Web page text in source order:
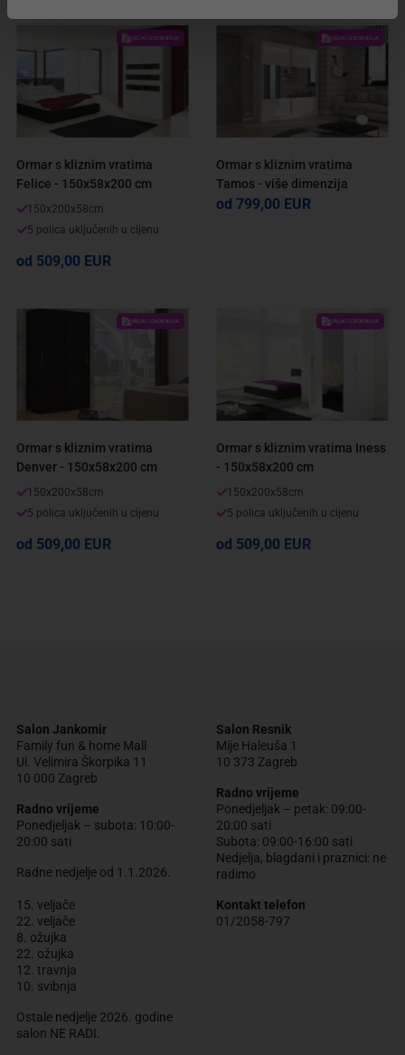
VELIKI IZBOR BOJA
Ormar s kliznim vratima
Felice - 150x58x200 cm
150x200x58cm
5 polica uključenih u cijenu
od 509,00 EUR
VELIKI IZBOR BOJA
Ormar s kliznim vratima
Tamos - više dimenzija
od 799,00 EUR
VELIKI IZBOR BOJA
Ormar s kliznim vratima
Denver - 150x58x200 cm
150x200x58cm
5 polica uključenih u cijenu
od 509,00 EUR
VELIKI IZBOR BOJA
Ormar s kliznim vratima Iness
- 150x58x200 cm
150x200x58cm
5 polica uključenih u cijenu
od 509,00 EUR
Salon Jankomir
Family fun & home Mall
Ul. Velimira Škorpika 11
10 000 Zagreb
Radno vrijeme
Ponedjeljak – subota: 10:00-
20:00 sati
Radne nedjelje od 1.1.2026.
15. veljače
22. veljače
8. ožujka
22. ožujka
12. travnja
10. svibnja
Ostale nedjelje 2026. godine
salon NE RADI.
Salon Resnik
Mije Haleuša 1
10 373 Zagreb
Radno vrijeme
Ponedjeljak – petak: 09:00-
20:00 sati
Subota: 09:00-16:00 sati
Nedjelja, blagdani i praznici: ne
radimo
Kontakt telefon
01/2058-797